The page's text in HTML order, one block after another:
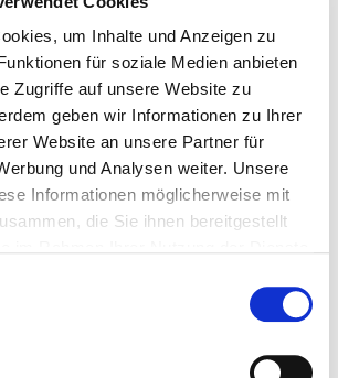
um Inhalte und Anzeigen zu
für soziale Medien anbieten
Zugriffe auf unsere Website zu
geben wir Informationen zu Ihrer
Website an unsere Partner für
und Analysen weiter. Unsere
Informationen möglicherweise mit
die Sie ihnen bereitgestellt
Student:in
dieDatenschutzerklärung*